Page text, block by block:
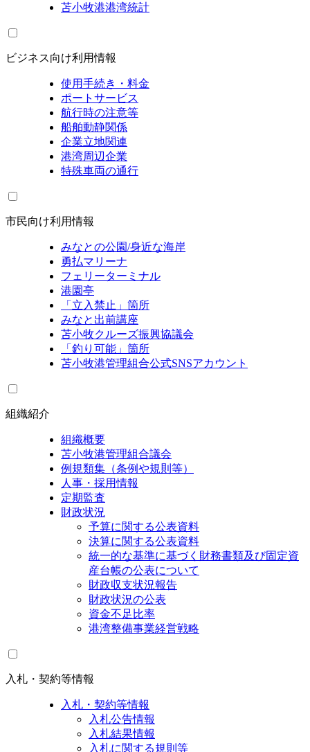
苫小牧港港湾統計
ビジネス向け利用情報
使用手続き・料金
ポートサービス
航行時の注意等
船舶動静関係
企業立地関連
港湾周辺企業
特殊車両の通行
市民向け利用情報
みなとの公園/身近な海岸
勇払マリーナ
フェリーターミナル
港園亭
「立入禁止」箇所
みなと出前講座
苫小牧クルーズ振興協議会
「釣り可能」箇所
苫小牧港管理組合公式SNSアカウント
組織紹介
組織概要
苫小牧港管理組合議会
例規類集（条例や規則等）
人事・採用情報
定期監査
財政状況
予算に関する公表資料
決算に関する公表資料
統一的な基準に基づく財務書類及び固定資
産台帳の公表について
財政収支状況報告
財政状況の公表
資金不足比率
港湾整備事業経営戦略
入札・契約等情報
入札・契約等情報
入札公告情報
入札結果情報
入札に関する規則等